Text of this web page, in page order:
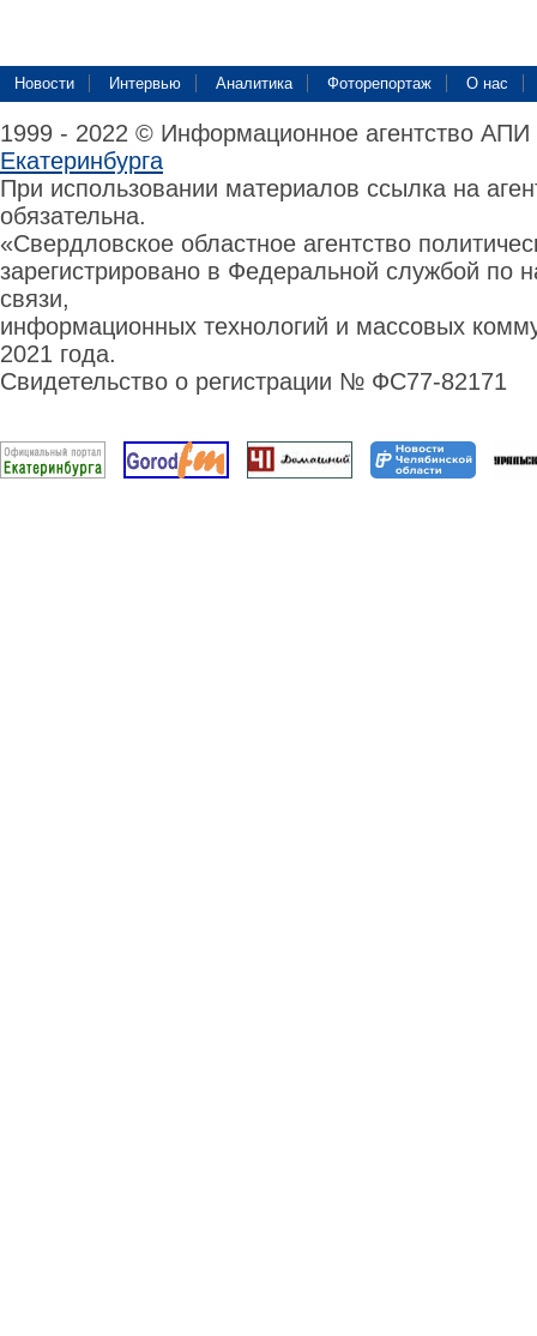
Новости Интервью Аналитика Фоторепортаж О нас
1999 - 2022 © Информационное агентство
Екатеринбурга
При использовании материалов ссылка на
обязательна.
«Свердловское областное агентство
зарегистрировано в Федеральной службой по
связи,
информационных технологий и массовых
2021 года.
Свидетельство о регистрации № ФС77-82171